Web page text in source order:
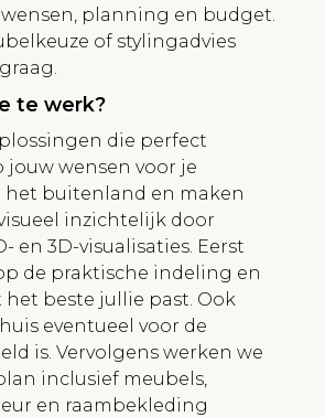
planning en budget.
of stylingadvies
te werk?
die perfect
jouw wensen voor je
buitenland en maken
inzichtelijk door
en 3D-visualisaties. Eerst
de praktische indeling en
het beste jullie past. Ook
eventueel voor de
is. Vervolgens werken we
inclusief meubels,
en raambekleding